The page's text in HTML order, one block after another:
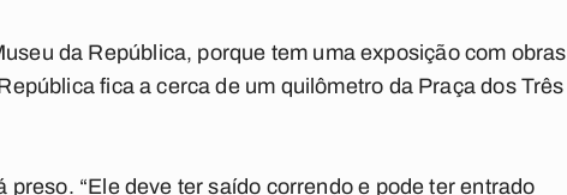
da República, porque tem uma exposição com obras
fica a cerca de um quilômetro da Praça dos Três
“Ele deve ter saído correndo e pode ter entrado